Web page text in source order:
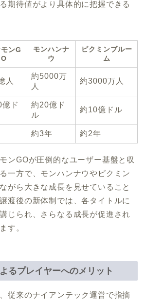
期待値がより具体的に把握できる
ンG
O
モンハンナ
ウ
ピクミンブルー
ム
人
約5000万
人
約3000万人
ド
約20億ド
ル
約10億ドル
約3年 約2年
ンGOが圧倒的なユーザー基盤と収
一方で、モンハンナウやピクミン
がら大きな成長を見せていること
渡後の新体制では、各タイトルに
じられ、さらなる成長が促進され
す。
るプレイヤーへのメリット
従来のナイアンテック運営で指摘